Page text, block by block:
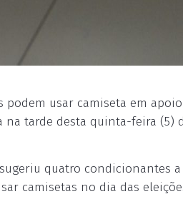
usar camiseta em
tarde desta quinta-feira (5)
quatro condicionantes
camisetas no dia das